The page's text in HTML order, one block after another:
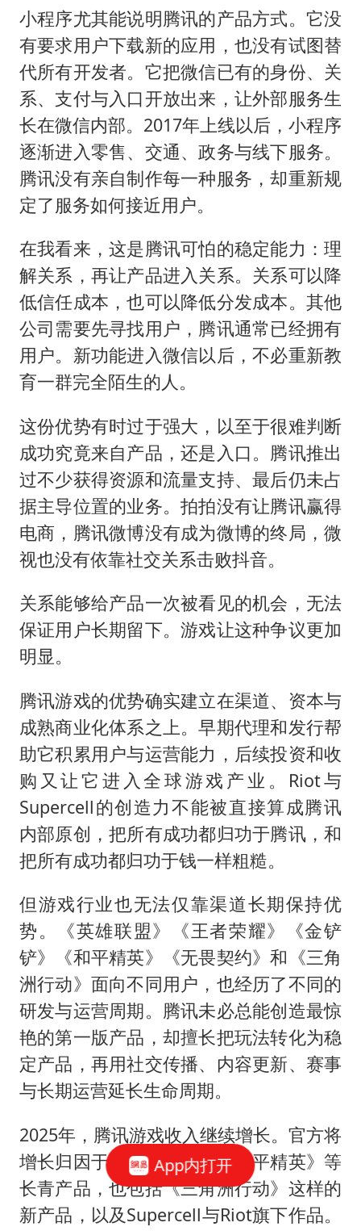
小程序尤其能说明腾讯的产品方式。它没
有要求用户下载新的应用，也没有试图替
代所有开发者。它把微信已有的身份、关
系、支付与入口开放出来，让外部服务生
长在微信内部。2017年上线以后，小程序
逐渐进入零售、交通、政务与线下服务。
腾讯没有亲自制作每一种服务，却重新规
定了服务如何接近用户。
在我看来，这是腾讯可怕的稳定能力：理
解关系，再让产品进入关系。关系可以降
低信任成本，也可以降低分发成本。其他
公司需要先寻找用户，腾讯通常已经拥有
用户。新功能进入微信以后，不必重新教
育一群完全陌生的人。
这份优势有时过于强大，以至于很难判断
成功究竟来自产品，还是入口。腾讯推出
过不少获得资源和流量支持、最后仍未占
据主导位置的业务。拍拍没有让腾讯赢得
电商，腾讯微博没有成为微博的终局，微
视也没有依靠社交关系击败抖音。
关系能够给产品一次被看见的机会，无法
保证用户长期留下。游戏让这种争议更加
明显。
腾讯游戏的优势确实建立在渠道、资本与
成熟商业化体系之上。早期代理和发行帮
助它积累用户与运营能力，后续投资和收
购又让它进入全球游戏产业。Riot与
Supercell的创造力不能被直接算成腾讯
内部原创，把所有成功都归功于腾讯，和
把所有成功都归功于钱一样粗糙。
但游戏行业也无法仅靠渠道长期保持优
势。《英雄联盟》《王者荣耀》《金铲
铲》《和平精英》《无畏契约》和《三角
洲行动》面向不同用户，也经历了不同的
研发与运营周期。腾讯未必总能创造最惊
艳的第一版产品，却擅长把玩法转化为稳
定产品，再用社交传播、内容更新、赛事
与长期运营延长生命周期。
2025年，腾讯游戏收入继续增长。官方将
增长归因于《王者荣耀》《和平精英》等
长青产品，也包括《三角洲行动》这样的
新产品，以及Supercell与Riot旗下作品。
App内打开